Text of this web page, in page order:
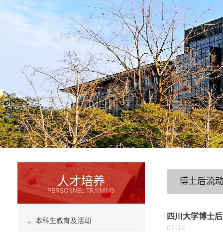
人才培养
PERSONNEL TRAINING
本科生教育及活动
博士后流
四川大学博士
07-12